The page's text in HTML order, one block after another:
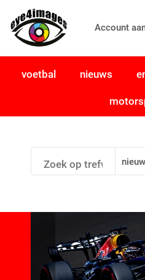
Account
voetbal nieuws